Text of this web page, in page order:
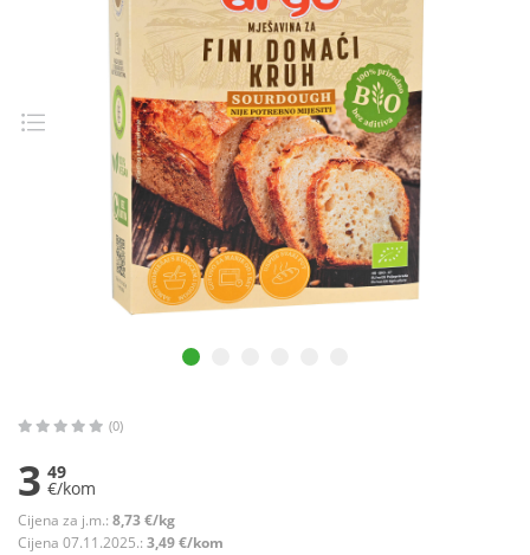
(0)
3 49
€/kom
Cijena za j.m.: 8,73 €/kg
Cijena 07.11.2025.: 3,49 €/kom